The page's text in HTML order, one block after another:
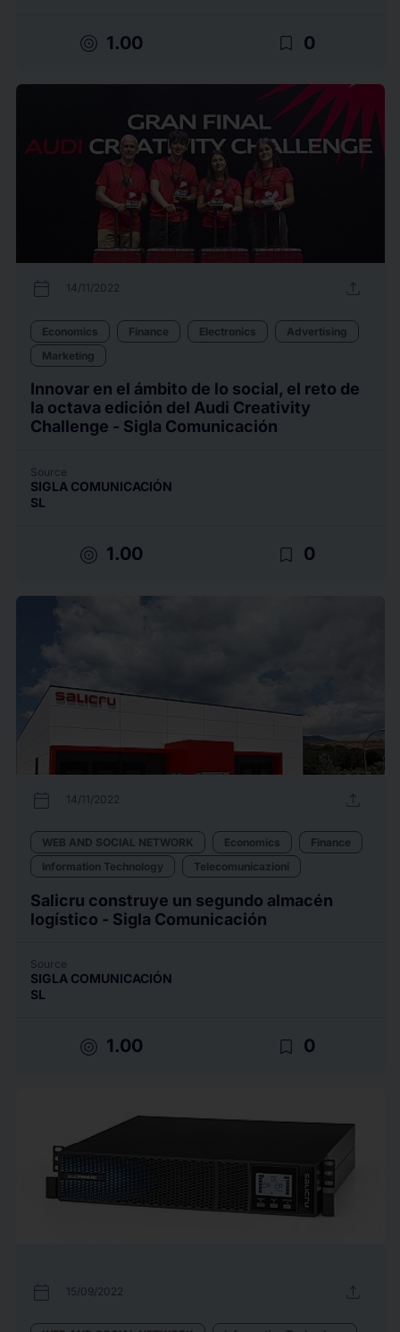
target 1.00 bookmark_border 0
calendar_today 14/11/2022 upload
Economics Finance Electronics
Advertising
Marketing
Innovar en el ámbito de lo social, el reto de
la octava edición del Audi Creativity
Challenge - Sigla Comunicación
Source
SIGLA COMUNICACIÓN
SL
target 1.00 bookmark_border 0
calendar_today 14/11/2022 upload
WEB AND SOCIAL NETWORK Economics
Finance
Information Technology
Telecomunicazioni
Salicru construye un segundo almacén
logístico - Sigla Comunicación
Source
SIGLA COMUNICACIÓN
SL
target 1.00 bookmark_border 0
calendar_today 15/09/2022 upload